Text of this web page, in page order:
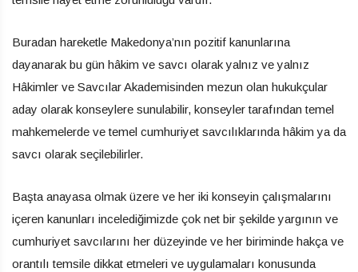
Buradan hareketle Makedonya’nın pozitif kanunlarına
dayanarak bu gün hâkim ve savcı olarak yalnız ve yalnız
Hâkimler ve Savcılar Akademisinden mezun olan hukukçular
aday olarak konseylere sunulabilir, konseyler tarafından temel
mahkemelerde ve temel cumhuriyet savcılıklarında hâkim ya da
savcı olarak seçilebilirler.
Başta anayasa olmak üzere ve her iki konseyin çalışmalarını
içeren kanunları incelediğimizde çok net bir şekilde yargının ve
cumhuriyet savcılarını her düzeyinde ve her biriminde hakça ve
orantılı temsile dikkat etmeleri ve uygulamaları konusunda